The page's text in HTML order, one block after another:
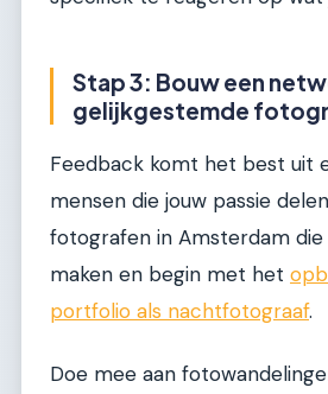
Stap 3: Bouw een
gelijkgestemde
Feedback komt het best uit
mensen die jouw passie
fotografen in Amsterdam
maken en begin met het
portfolio als nachtfotograaf.
Doe mee aan